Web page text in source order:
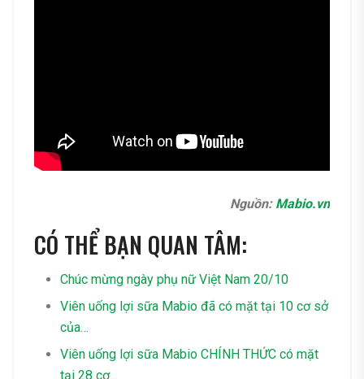
Nguồn: Mabio.vn
CÓ THỂ BẠN QUAN TÂM:
Chúc mừng ngày phụ nữ Việt Nam 20/10
Viên uống lợi sữa Mabio đã có mặt tại 10 cơ sở
của…
Viên uống lợi sữa Mabio CHÍNH THỨC có mặt
tại 28 cơ…